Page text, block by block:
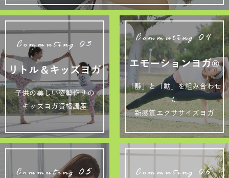
Commuting 03
リトル＆キッズヨガ
子供の美しい姿勢作りの
キッズヨガ資格講座
Commuting 04
エモーションヨガ®
「静」と「動」を組み合わせ
た
新感覚エクササイズヨガ
Commuting 05 Commuting 06